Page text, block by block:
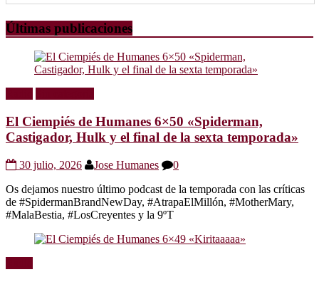
Últimas publicaciones
El Ciempiés de Humanes 6×50 «Spiderman,
Castigador, Hulk y el final de la sexta temporada»
30 julio, 2026 Jose Humanes
0
Os dejamos nuestro último podcast de la temporada con las críticas
de #SpidermanBrandNewDay, #AtrapaElMillón, #MotherMary,
#MalaBestia, #LosCreyentes y la 9ºT